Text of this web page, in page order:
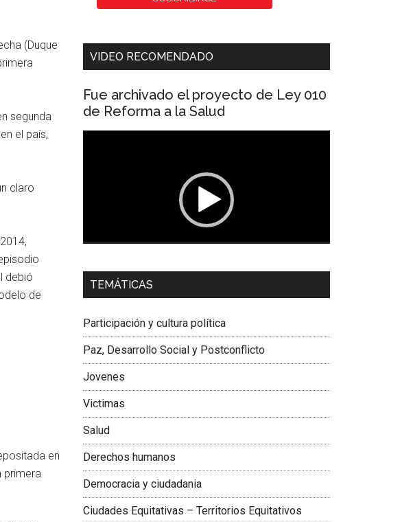
(Duque
segunda
el país,
claro
debió
de
en
primera
VIDEO RECOMENDADO
Fue archivado el proyecto de Ley 010
de Reforma a la Salud
Dra. Carolina Corcho Mejía,
Latinoamericana Sur, Vicepresidenta Federación
TEMÁTICAS
Participación y cultura política
Paz, Desarrollo Social y Postconflicto
Jovenes
Victimas
Salud
Derechos humanos
Democracia y ciudadania
Ciudades Equitativas – Territorios Equitativos